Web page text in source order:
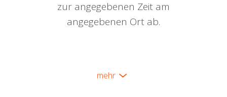
zur angegebenen Zeit am
angegebenen Ort ab.
mehr